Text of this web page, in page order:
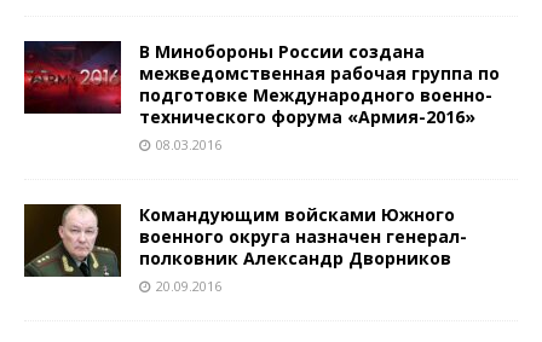
В Минобороны России создана
межведомственная рабочая группа по
подготовке Международного военно-
технического форума «Армия-2016»
08.03.2016
Командующим войсками Южного
военного округа назначен генерал-
полковник Александр Дворников
20.09.2016